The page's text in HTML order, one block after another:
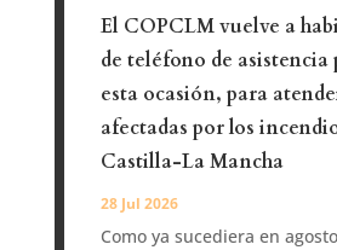
El COPCLM vuelve a
de teléfono de
esta ocasión, para
afectadas por los
Castilla-La Mancha
28 Jul 2026
Como ya sucediera en